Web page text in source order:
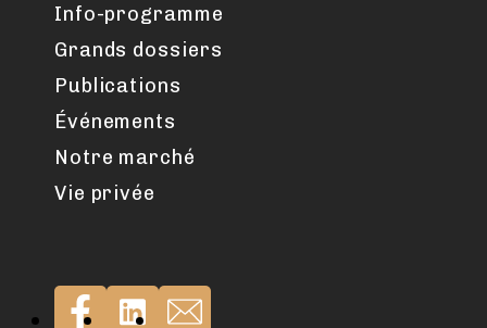
Info-programme
Grands dossiers
Publications
Événements
Notre marché
Vie privée